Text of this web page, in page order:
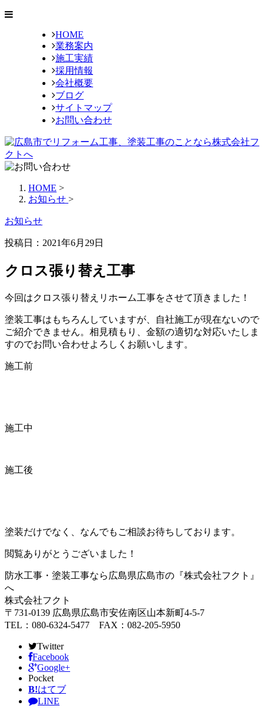
HOME
業務案内
施工実績
採用情報
会社概要
ブログ
サイトマップ
お問い合わせ
HOME >
お知らせ >
お知らせ
投稿日： 2021年6月29日
クロス張り替え工事
今回はクロス張り替えリホーム工事をさせて頂きました！
塗装工事はもちろんしていますが、自社施工が現在ないので
ご紹介できません。相見積もり、金額の適切な対応いたしま
すのでお問い合わせよろしくお願いします。
施工前
施工中
施工後
塗装だけでなく、なんでもご相談お待ちしております。
閲覧ありがとうございました！
防水工事・塗装工事なら広島県広島市の『株式会社フクト』
へ
株式会社フクト
〒731-0139 広島県広島市安佐南区山本新町4-5-7
TEL：080-6324-5477 FAX：082-205-5950
Twitter
Facebook
Google+
Pocket
B!はてブ
LINE